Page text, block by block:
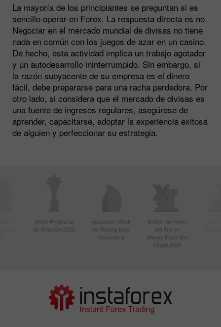
La mayoría de los principiantes se preguntan si es
sencillo operar en Forex. La respuesta directa es no.
Negociar en el mercado mundial de divisas no tiene
nada en común con los juegos de azar en un casino.
De hecho, esta actividad implica un trabajo agotador
y un autodesarrollo ininterrumpido. Sin embargo, si
la razón subyacente de su empresa es el dinero
fácil, debe prepararse para una racha perdedora. Por
otro lado, si considera que el mercado de divisas es
una fuente de ingresos regulares, asegúrese de
aprender, capacitarse, adoptar la experiencia exitosa
de alguien y perfeccionar su estrategia.
Mejor Programa
de Afiliación 2020
Aplicación Móvil
de Trading Más
Innovadora
Bróker de Forex
del Año en
Money Expo Abu
Dhabi 2025